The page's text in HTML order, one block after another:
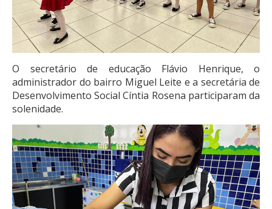
O secretário de educação Flávio Henrique, o
administrador do bairro Miguel Leite e a secretária de
Desenvolvimento Social Cíntia Rosena participaram da
solenidade.